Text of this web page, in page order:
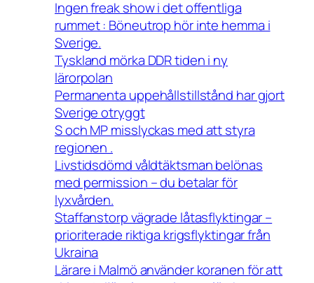
Ingen freak show i det offentliga
rummet : Böneutrop hör inte hemma i
Sverige.
Tyskland mörka DDR tiden i ny
lärorpolan
Permanenta uppehållstillstånd har gjort
Sverige otryggt
S och MP misslyckas med att styra
regionen .
Livstidsdömd våldtäktsman belönas
med permission – du betalar för
lyxvården.
Staffanstorp vägrade låtasflyktingar –
prioriterade riktiga krigsflyktingar från
Ukraina
Lärare i Malmö använder koranen för att